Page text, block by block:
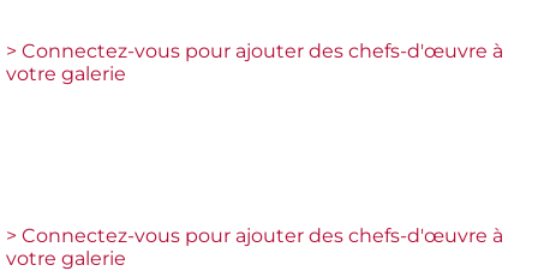
> Connectez-vous pour ajouter des chefs-d'œuvre à
votre galerie
> Connectez-vous pour ajouter des chefs-d'œuvre à
votre galerie